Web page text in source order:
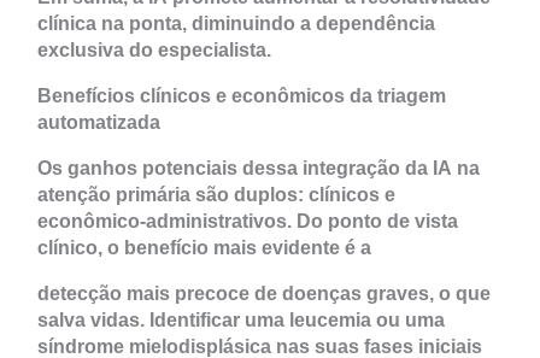
clínica na ponta, diminuindo a dependência
exclusiva do especialista.
Benefícios clínicos e econômicos da triagem
automatizada
Os ganhos potenciais dessa integração da IA na
atenção primária são duplos: clínicos e
econômico-administrativos. Do ponto de vista
clínico, o benefício mais evidente é a
detecção mais precoce de doenças graves, o que
salva vidas. Identificar uma leucemia ou uma
síndrome mielodisplásica nas suas fases iniciais